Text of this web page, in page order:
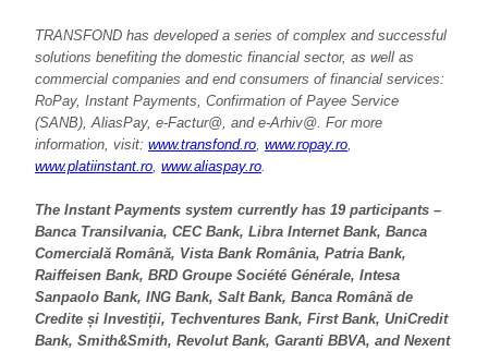
TRANSFOND has developed a series of complex and successful
solutions benefiting the domestic financial sector, as well as
commercial companies and end consumers of financial services:
RoPay, Instant Payments, Confirmation of Payee Service
(SANB), AliasPay, e-Factur@, and e-Arhiv@. For more
information, visit: www.transfond.ro www.ropay.ro
www.platiinstant.ro www.aliaspay.ro
The Instant Payments system currently has 19 participants –
Banca Transilvania, CEC Bank, Libra Internet Bank, Banca
Comercială Română, Vista Bank România, Patria Bank,
Raiffeisen Bank, BRD Groupe Société Générale, Intesa
Sanpaolo Bank, ING Bank, Salt Bank, Banca Română de
Credite și Investiții, Techventures Bank, First Bank, UniCredit
Bank, Smith&Smith, Revolut Bank, Garanti BBVA, and Nexent